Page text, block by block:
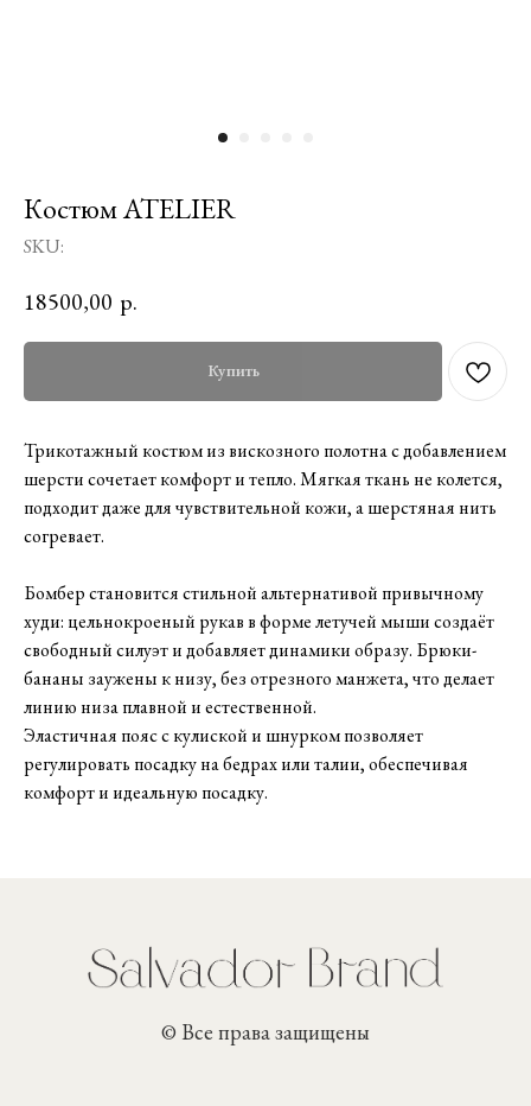
Костюм ATELIER
SKU:
18500,00 р.
Купить
Трикотажный костюм из вискозного полотна с добавлением
шерсти сочетает комфорт и тепло. Мягкая ткань не колется,
подходит даже для чувствительной кожи, а шерстяная нить
согревает.
Бомбер становится стильной альтернативой привычному
худи: цельнокроеный рукав в форме летучей мыши создаёт
свободный силуэт и добавляет динамики образу. Брюки-
бананы заужены к низу, без отрезного манжета, что делает
линию низа плавной и естественной.
Эластичная пояс с кулиской и шнурком позволяет
регулировать посадку на бедрах или талии, обеспечивая
комфорт и идеальную посадку.
© Все права защищены